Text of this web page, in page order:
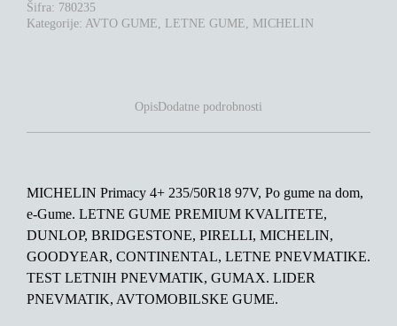
Šifra: 780235
Kategorije: AVTO GUME, LETNE GUME, MICHELIN
OpisDodatne podrobnosti
MICHELIN Primacy 4+ 235/50R18 97V, Po gume na dom,
e-Gume. LETNE GUME PREMIUM KVALITETE,
DUNLOP, BRIDGESTONE, PIRELLI, MICHELIN,
GOODYEAR, CONTINENTAL, LETNE PNEVMATIKE.
TEST LETNIH PNEVMATIK, GUMAX. LIDER
PNEVMATIK, AVTOMOBILSKE GUME.